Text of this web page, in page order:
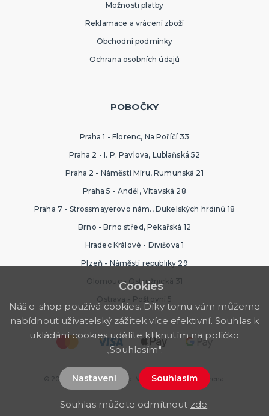
Možnosti platby
Reklamace a vrácení zboží
Obchodní podmínky
Ochrana osobních údajů
POBOČKY
Praha 1 - Florenc, Na Poříčí 33
Praha 2 - I. P. Pavlova, Lublaňská 52
Praha 2 - Náměstí Míru, Rumunská 21
Praha 5 - Anděl, Vltavská 28
Praha 7 - Strossmayerovo nám., Dukelských hrdinů 18
Brno - Brno střed, Pekařská 12
Hradec Králové - Divišova 1
Plzeň - Náměstí republiky 29
Olomouc - Ostružnická 31
Ostrava - Poštovní 5
© 2026 Ptákoviny Ostrava. Všechna práva vyhrazena.
Cookies
Náš e-shop používá cookies. Díky tomu vám můžeme
nabídnout uživatelský zážitek více efektivní. Souhlas k
ukládání cookies udělíte kliknutím na políčko
„Souhlasím".
Nastavení Souhlasím
Souhlas můžete odmítnout zde.